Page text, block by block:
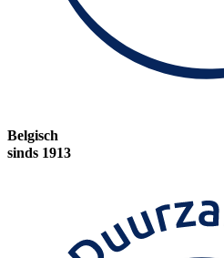
Belgisch
sinds 1913